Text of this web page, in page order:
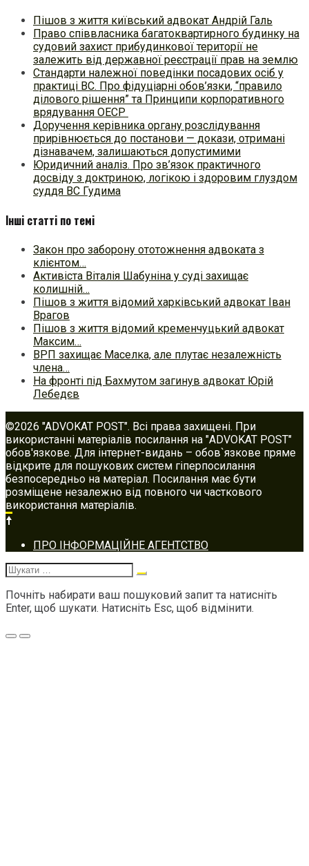
Пішов з життя київський адвокат Андрій Галь
Право співвласника багатоквартирного будинку на
судовий захист прибудинкової території не
залежить від державної реєстрації прав на землю
Стандарти належної поведінки посадових осіб у
практиці ВC. Про фідуціарні обов’язки, “правило
ділового рішення” та Принципи корпоративного
врядування ОЕСР
Доручення керівника органу розслідування
прирівнюється до постанови — докази, отримані
дізнавачем, залишаються допустимими
Юридичний аналіз. Про зв’язок практичного
досвіду з доктриною, логікою і здоровим глуздом
суддя ВС Гудима
Інші статті по темі
Закон про заборону ототожнення адвоката з
клієнтом…
Активіста Віталія Шабуніна у суді захищає
колишній…
Пішов з життя відомий харківський адвокат Іван
Врагов
Пішов з життя відомий кременчуцький адвокат
Максим…
ВРП захищає Маселка, але плутає незалежність
члена…
На фронті під Бахмутом загинув адвокат Юрій
Лебедєв
©2026 "ADVOKAT POST". Всі права захищені. При
використанні матеріалів посилання на "ADVOKAT POST"
обов'язкове. Для інтернет-видань – обов`язкове пряме
відкрите для пошукових систем гіперпосилання
безпосередньо на матеріал. Посилання має бути
розміщене незалежно від повного чи часткового
використання матеріалів.
Footer
navigation
ПРО ІНФОРМАЦІЙНЕ АГЕНТСТВО
Шукати:
Почніть набирати ваш пошуковий запит та натисніть
Enter, щоб шукати. Натисніть Esc, щоб відмінити.
Меню